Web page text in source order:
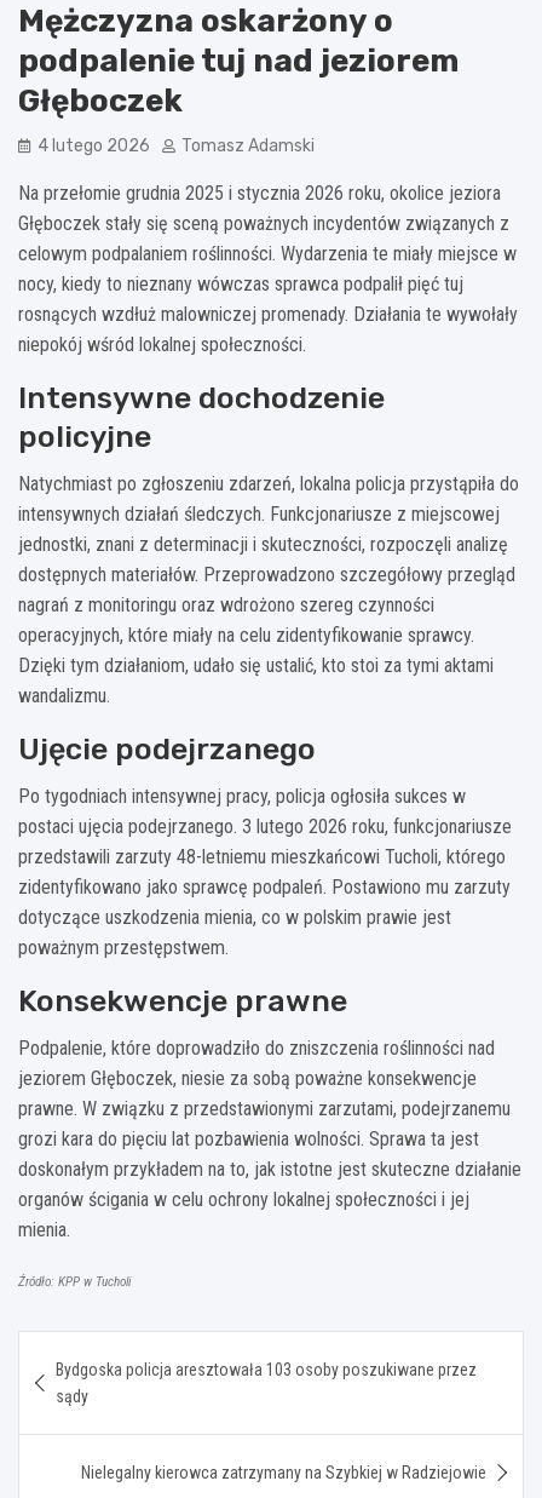
Mężczyzna oskarżony o
podpalenie tuj nad jeziorem
Głęboczek
4 lutego 2026 Tomasz Adamski
Na przełomie grudnia 2025 i stycznia 2026 roku, okolice jeziora
Głęboczek stały się sceną poważnych incydentów związanych z
celowym podpalaniem roślinności. Wydarzenia te miały miejsce w
nocy, kiedy to nieznany wówczas sprawca podpalił pięć tuj
rosnących wzdłuż malowniczej promenady. Działania te wywołały
niepokój wśród lokalnej społeczności.
Intensywne dochodzenie
policyjne
Natychmiast po zgłoszeniu zdarzeń, lokalna policja przystąpiła do
intensywnych działań śledczych. Funkcjonariusze z miejscowej
jednostki, znani z determinacji i skuteczności, rozpoczęli analizę
dostępnych materiałów. Przeprowadzono szczegółowy przegląd
nagrań z monitoringu oraz wdrożono szereg czynności
operacyjnych, które miały na celu zidentyfikowanie sprawcy.
Dzięki tym działaniom, udało się ustalić, kto stoi za tymi aktami
wandalizmu.
Ujęcie podejrzanego
Po tygodniach intensywnej pracy, policja ogłosiła sukces w
postaci ujęcia podejrzanego. 3 lutego 2026 roku, funkcjonariusze
przedstawili zarzuty 48-letniemu mieszkańcowi Tucholi, którego
zidentyfikowano jako sprawcę podpaleń. Postawiono mu zarzuty
dotyczące uszkodzenia mienia, co w polskim prawie jest
poważnym przestępstwem.
Konsekwencje prawne
Podpalenie, które doprowadziło do zniszczenia roślinności nad
jeziorem Głęboczek, niesie za sobą poważne konsekwencje
prawne. W związku z przedstawionymi zarzutami, podejrzanemu
grozi kara do pięciu lat pozbawienia wolności. Sprawa ta jest
doskonałym przykładem na to, jak istotne jest skuteczne działanie
organów ścigania w celu ochrony lokalnej społeczności i jej
mienia.
Źródło: KPP w Tucholi
wpisu
Bydgoska policja aresztowała 103 osoby poszukiwane przez
sądy
Nielegalny kierowca zatrzymany na Szybkiej w Radziejowie